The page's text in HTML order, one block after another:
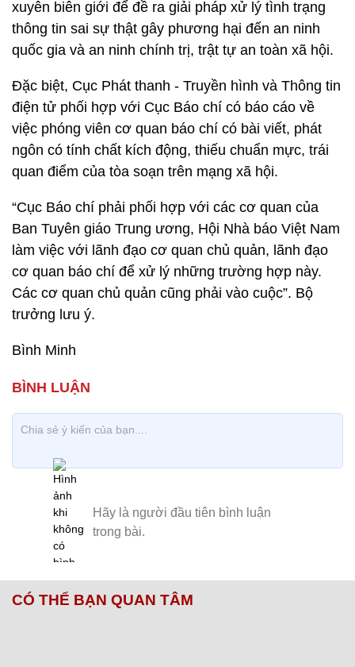
xuyên biên giới để đề ra giải pháp xử lý tình trạng
thông tin sai sự thật gây phương hại đến an ninh
quốc gia và an ninh chính trị, trật tự an toàn xã hội.
Đặc biệt, Cục Phát thanh - Truyền hình và Thông tin
điện tử phối hợp với Cục Báo chí có báo cáo về
việc phóng viên cơ quan báo chí có bài viết, phát
ngôn có tính chất kích động, thiếu chuẩn mực, trái
quan điểm của tòa soạn trên mạng xã hội.
“Cục Báo chí phải phối hợp với các cơ quan của
Ban Tuyên giáo Trung ương, Hội Nhà báo Việt Nam
làm việc với lãnh đạo cơ quan chủ quản, lãnh đạo
cơ quan báo chí để xử lý những trường hợp này.
Các cơ quan chủ quản cũng phải vào cuộc”. Bộ
trưởng lưu ý.
Bình Minh
CÓ THỂ BẠN QUAN TÂM